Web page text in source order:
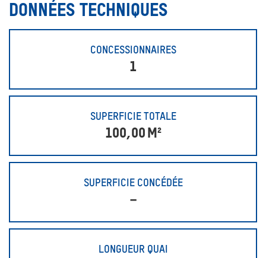
DONNÉES TECHNIQUES
CONCESSIONNAIRES
1
SUPERFICIE TOTALE
100,00 M²
SUPERFICIE CONCÉDÉE
–
LONGUEUR QUAI